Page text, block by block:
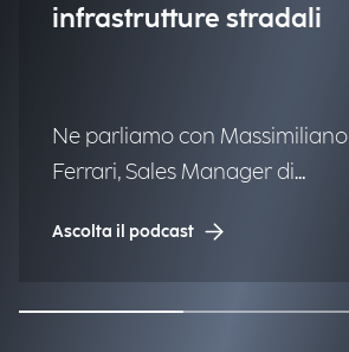
infrastrutture stradali
Ne parliamo con Massimiliano
Ferrari, Sales Manager di
Account Executive Telco &
Transportation di OverIt.
Ascolta il podcast